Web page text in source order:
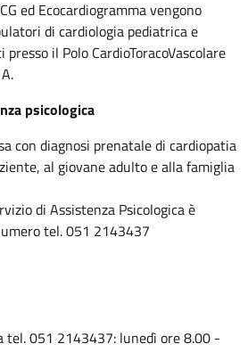
ed Ecocardiogramma vengono
di cardiologia pediatrica e
il Polo CardioToracoVascolare
psicologica
con diagnosi prenatale di cardiopatia
al giovane adulto e alla famiglia
di Assistenza Psicologica è
tel. 051 2143437
tel. 051 2143437: lunedì ore 8.00 -